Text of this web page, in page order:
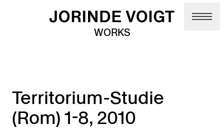
Skip to main content
WORKS
Territorium-Studie
(Rom) 1-8, 2010